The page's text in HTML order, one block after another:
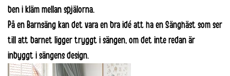
ben i kläm mellan spjälorna.
På en Barnsäng kan det vara en bra idé att ha en Sänghäst som ser
till att barnet ligger tryggt i sängen, om det inte redan är
inbyggt i sängens design.